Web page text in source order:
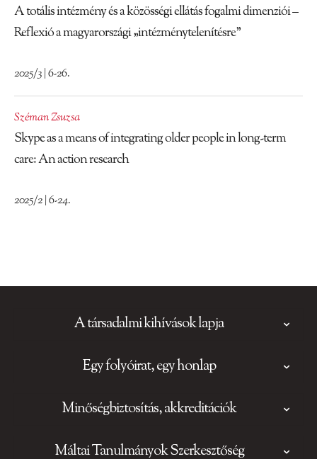
A totális intézmény és a közösségi ellátás fogalmi dimenziói –
Reflexió a magyarországi „intézménytelenítésre”
2025/3 | 6-26.
Széman Zsuzsa
Skype as a means of integrating older people in long-term
care: An action research
2025/2 | 6-24.
A társadalmi kihívások lapja
Egy folyóirat, egy honlap
Minőségbiztosítás, akkreditációk
Máltai Tanulmányok Szerkesztőség